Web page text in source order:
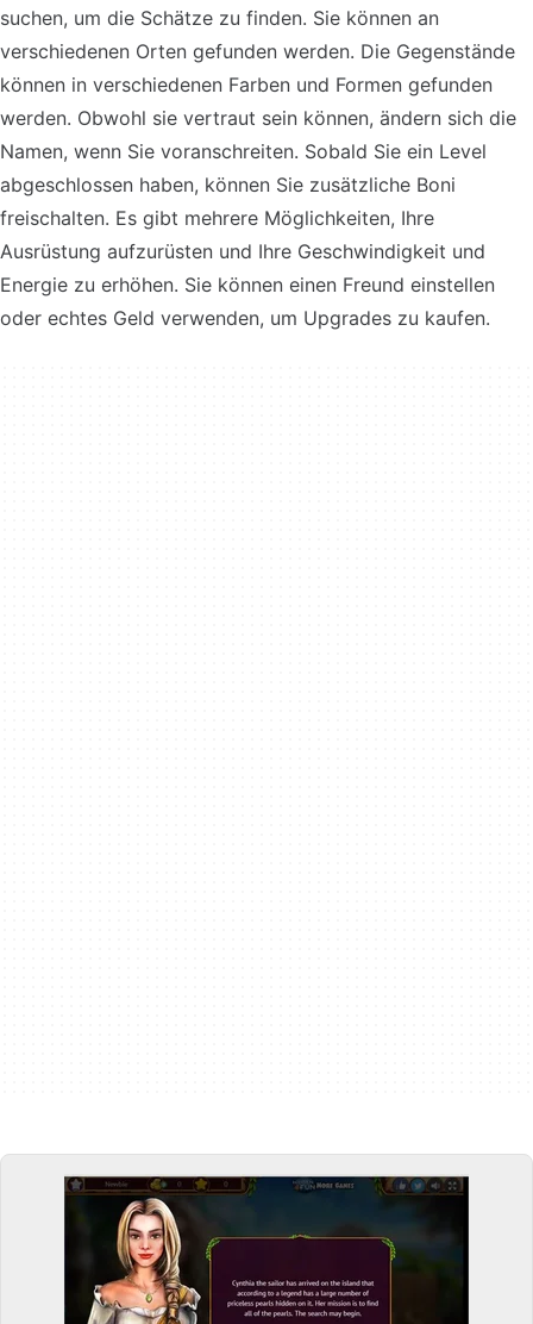
suchen, um die Schätze zu finden. Sie können an
verschiedenen Orten gefunden werden. Die Gegenstände
können in verschiedenen Farben und Formen gefunden
werden. Obwohl sie vertraut sein können, ändern sich die
Namen, wenn Sie voranschreiten. Sobald Sie ein Level
abgeschlossen haben, können Sie zusätzliche Boni
freischalten. Es gibt mehrere Möglichkeiten, Ihre
Ausrüstung aufzurüsten und Ihre Geschwindigkeit und
Energie zu erhöhen. Sie können einen Freund einstellen
oder echtes Geld verwenden, um Upgrades zu kaufen.